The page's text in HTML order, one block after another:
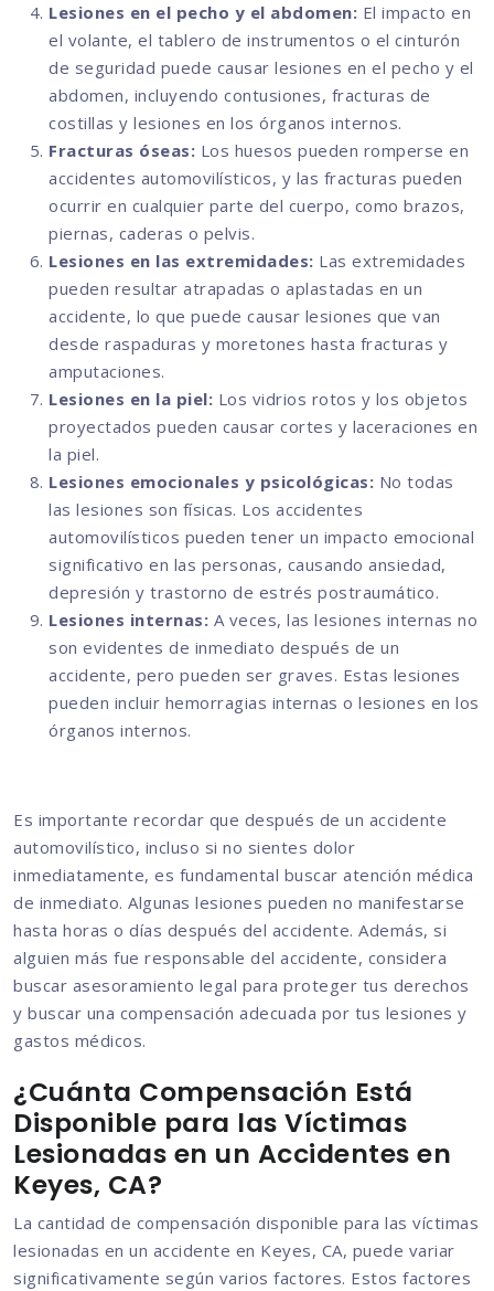
Lesiones en el pecho y el abdomen: El impacto en
el volante, el tablero de instrumentos o el cinturón
de seguridad puede causar lesiones en el pecho y el
abdomen, incluyendo contusiones, fracturas de
costillas y lesiones en los órganos internos.
Fracturas óseas: Los huesos pueden romperse en
accidentes automovilísticos, y las fracturas pueden
ocurrir en cualquier parte del cuerpo, como brazos,
piernas, caderas o pelvis.
Lesiones en las extremidades: Las extremidades
pueden resultar atrapadas o aplastadas en un
accidente, lo que puede causar lesiones que van
desde raspaduras y moretones hasta fracturas y
amputaciones.
Lesiones en la piel: Los vidrios rotos y los objetos
proyectados pueden causar cortes y laceraciones en
la piel.
Lesiones emocionales y psicológicas: No todas
las lesiones son físicas. Los accidentes
automovilísticos pueden tener un impacto emocional
significativo en las personas, causando ansiedad,
depresión y trastorno de estrés postraumático.
Lesiones internas: A veces, las lesiones internas no
son evidentes de inmediato después de un
accidente, pero pueden ser graves. Estas lesiones
pueden incluir hemorragias internas o lesiones en los
órganos internos.
Es importante recordar que después de un accidente
automovilístico, incluso si no sientes dolor
inmediatamente, es fundamental buscar atención médica
de inmediato. Algunas lesiones pueden no manifestarse
hasta horas o días después del accidente. Además, si
alguien más fue responsable del accidente, considera
buscar asesoramiento legal para proteger tus derechos
y buscar una compensación adecuada por tus lesiones y
gastos médicos.
¿Cuánta Compensación Está
Disponible para las Víctimas
Lesionadas en un Accidentes en
Keyes, CA?
La cantidad de compensación disponible para las víctimas
lesionadas en un accidente en Keyes, CA, puede variar
significativamente según varios factores. Estos factores